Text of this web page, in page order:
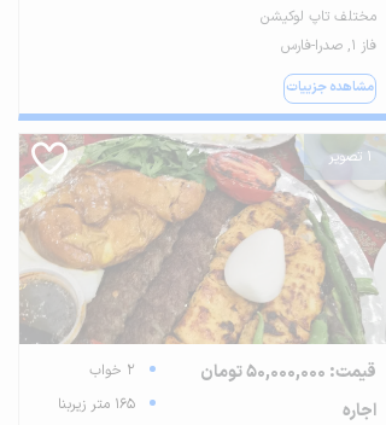
مختلف تاپ لوکیشن
فاز ۱, صدرا-فارس
مشاهده جزییات
1 تصویر
قیمت: 50,000,000 تومان
اجاره
2 خواب
165 متر زیربنا